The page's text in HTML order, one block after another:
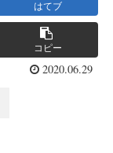
はてブ
コピー
2020.06.29